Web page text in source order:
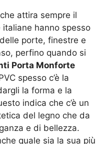
attira sempre il
hanno spesso
porte, finestre e
perfino quando si
Porta Monforte
spesso c’è la
la forma e la
indica che c’è un
del legno che da
e di bellezza.
quale sia la sua più